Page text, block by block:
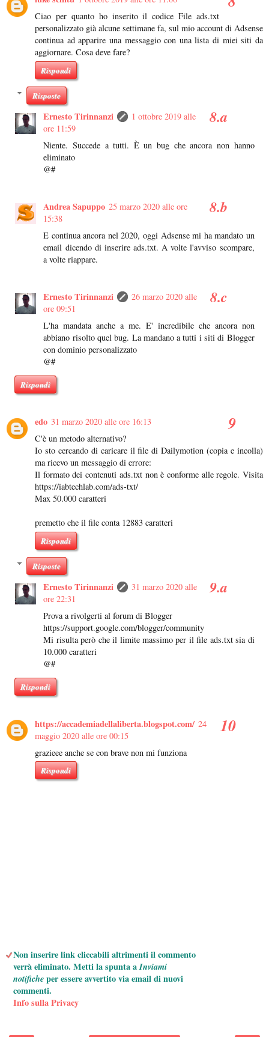
Ciao per quanto ho inserito il codice File ads.txt
personalizzato già alcune settimane fa, sul mio account di Adsense
continua ad apparire una messaggio con una lista di miei siti da
aggiornare. Cosa deve fare?
Rispondi
Risposte
Ernesto Tirinnanzi
1 ottobre 2019 alle
ore 11:59
Niente. Succede a tutti. È un bug che ancora non hanno
eliminato
@#
Andrea Sapuppo 25 marzo 2020 alle ore
15:38
E continua ancora nel 2020, oggi Adsense mi ha mandato un
email dicendo di inserire ads.txt. A volte l'avviso scompare,
a volte riappare.
Ernesto Tirinnanzi
26 marzo 2020 alle
ore 09:51
L'ha mandata anche a me. E' incredibile che ancora non
abbiano risolto quel bug. La mandano a tutti i siti di Blogger
con dominio personalizzato
@#
Rispondi
edo 31 marzo 2020 alle ore 16:13
C'è un metodo alternativo?
Io sto cercando di caricare il file di Dailymotion (copia e incolla)
ma ricevo un messaggio di errore:
Il formato dei contenuti ads.txt non è conforme alle regole. Visita
https://iabtechlab.com/ads-txt/
Max 50.000 caratteri
premetto che il file conta 12883 caratteri
Rispondi
Risposte
Ernesto Tirinnanzi
31 marzo 2020 alle
ore 22:31
Prova a rivolgerti al forum di Blogger
https://support.google.com/blogger/community
Mi risulta però che il limite massimo per il file ads.txt sia di
10.000 caratteri
@#
Rispondi
https://accademiadellaliberta.blogspot.com/ 24
maggio 2020 alle ore 00:15
grazieee anche se con brave non mi funziona
Rispondi
Non inserire link cliccabili altrimenti il commento
verrà eliminato. Metti la spunta aInviami
notificheper essere avvertito via email di nuovi
commenti.
Info sulla Privacy